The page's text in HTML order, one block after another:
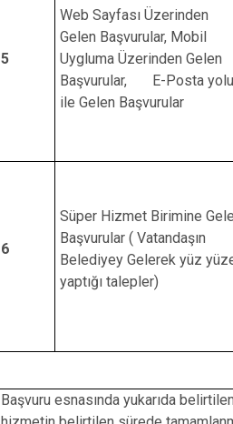
5
Web Sayfası Üzerinden
Gelen Başvurular, Mobil
Uygluma Üzerinden Gelen
Başvurular, E-Posta yolu
ile Gelen Başvurular
6
Süper Hizmet Birimine
Başvurular ( Vatandaşın
Belediyey Gelerek yüz
yaptığı talepler)
Başvuru esnasında yukarıda